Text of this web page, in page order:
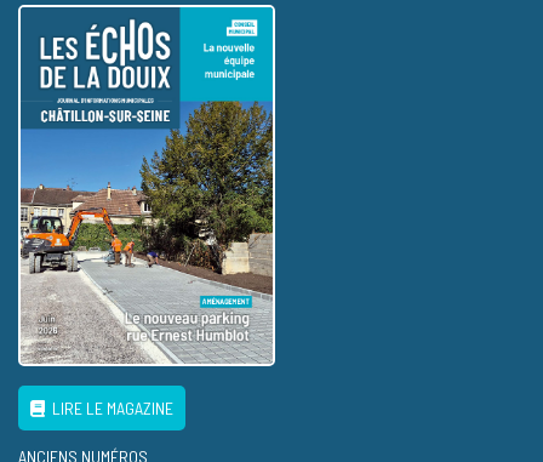
LIRE LE MAGAZINE
ANCIENS NUMÉROS